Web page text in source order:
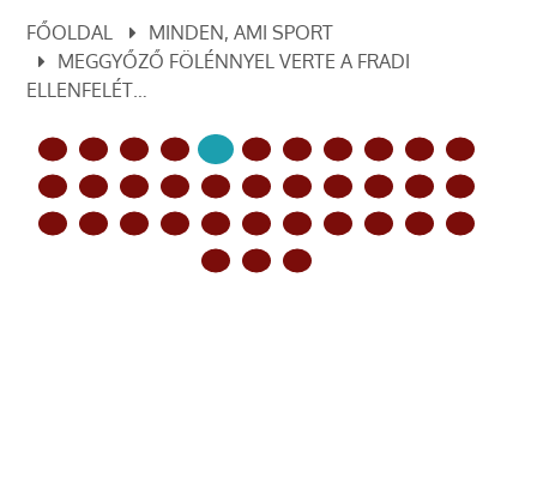
FŐOLDAL
MINDEN, AMI SPORT
MEGGYŐZŐ FÖLÉNNYEL VERTE A FRADI
ELLENFELÉT…